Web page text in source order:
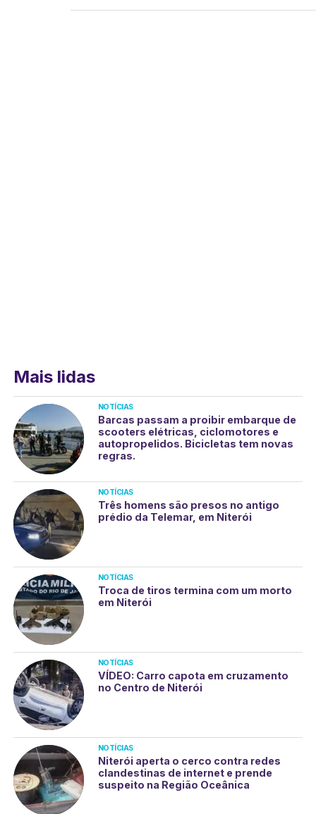
Mais lidas
NOTÍCIAS
Barcas passam a proibir embarque de
scooters elétricas, ciclomotores e
autopropelidos. Bicicletas tem novas
regras.
NOTÍCIAS
Três homens são presos no antigo
prédio da Telemar, em Niterói
NOTÍCIAS
Troca de tiros termina com um morto
em Niterói
NOTÍCIAS
VÍDEO: Carro capota em cruzamento
no Centro de Niterói
NOTÍCIAS
Niterói aperta o cerco contra redes
clandestinas de internet e prende
suspeito na Região Oceânica